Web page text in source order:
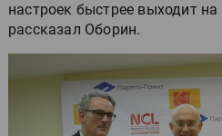
настроек быстрее выходит
рассказал Оборин.